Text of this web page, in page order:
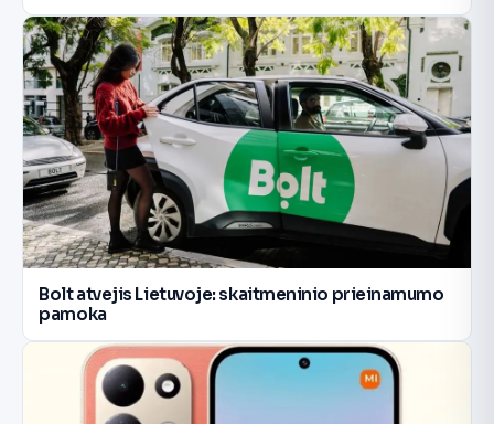
Bolt atvejis Lietuvoje: skaitmeninio prieinamumo
pamoka